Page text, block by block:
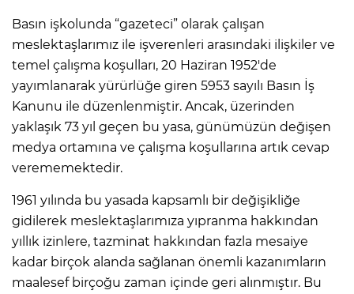
Basın işkolunda “gazeteci” olarak çalışan
meslektaşlarımız ile işverenleri arasındaki ilişkiler ve
temel çalışma koşulları, 20 Haziran 1952'de
yayımlanarak yürürlüğe giren 5953 sayılı Basın İş
Kanunu ile düzenlenmiştir. Ancak, üzerinden
yaklaşık 73 yıl geçen bu yasa, günümüzün değişen
medya ortamına ve çalışma koşullarına artık cevap
verememektedir.
1961 yılında bu yasada kapsamlı bir değişikliğe
gidilerek meslektaşlarımıza yıpranma hakkından
yıllık izinlere, tazminat hakkından fazla mesaiye
kadar birçok alanda sağlanan önemli kazanımların
maalesef birçoğu zaman içinde geri alınmıştır. Bu